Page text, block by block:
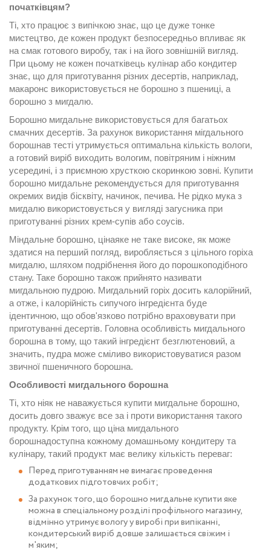
початківцям?
Ті, хто працює з випічкою знає, що це дуже тонке
мистецтво, де кожен продукт безпосередньо впливає як
на смак готового виробу, так і на його зовнішній вигляд.
При цьому не кожен початківець кулінар або кондитер
знає, що для приготування різних десертів, наприклад,
макаронс використовується не борошно з пшениці, а
борошно з мигдалю.
Борошно мигдальне використовується для багатьох
смачних десертів. За рахунок використання мігдального
борошнав тесті утримується оптимальна кількість вологи,
а готовий виріб виходить вологим, повітряним і ніжним
усередині, і з приємною хрусткою скоринкою зовні. Купити
борошно мигдальне рекомендується для приготування
окремих видів бісквіту, начинок, печива. Не рідко мука з
мигдалю використовується у вигляді загусника при
приготуванні різних крем-супів або соусів.
Міндальне борошно, цінаяке не таке високе, як може
здатися на перший погляд, виробляється з цільного горіха
мигдалю, шляхом подрібнення його до порошкоподібного
стану. Таке борошно також прийнято називати
мигдальною пудрою. Мигдальний горіх досить калорійний,
а отже, і калорійність сипучого інгредієнта буде
ідентичною, що обов'язково потрібно враховувати при
приготуванні десертів. Головна особливість мигдального
борошна в тому, що такий інгредієнт безглютеновий, а
значить, пудра може сміливо використовуватися разом
звичної пшеничного борошна.
Особливості мигдального борошна
Ті, хто ніяк не наважується купити мигдальне борошно,
досить довго зважує все за і проти використання такого
продукту. Крім того, що ціна мигдального
борошнадоступна кожному домашньому кондитеру та
кулінару, такий продукт має велику кількість переваг:
Перед приготуванням не вимагає проведення
додаткових підготовчих робіт;
За рахунок того, щоборошно мигдальне купитияке
можна в спеціальному розділі профільного магазину,
відмінно утримує вологу у виробі при випіканні,
кондитерський виріб довше залишається свіжим і
м'яким;